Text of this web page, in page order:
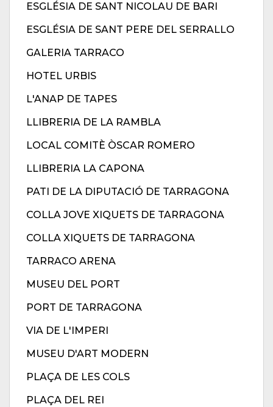
ESGLÉSIA DE SANT NICOLAU DE BARI
ESGLÉSIA DE SANT PERE DEL SERRALLO
GALERIA TARRACO
HOTEL URBIS
L'ANAP DE TAPES
LLIBRERIA DE LA RAMBLA
LOCAL COMITÈ ÒSCAR ROMERO
LLIBRERIA LA CAPONA
PATI DE LA DIPUTACIÓ DE TARRAGONA
COLLA JOVE XIQUETS DE TARRAGONA
COLLA XIQUETS DE TARRAGONA
TARRACO ARENA
MUSEU DEL PORT
PORT DE TARRAGONA
VIA DE L'IMPERI
MUSEU D'ART MODERN
PLAÇA DE LES COLS
PLAÇA DEL REI